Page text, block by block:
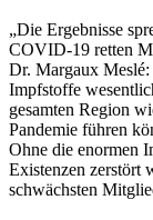
„Die Ergebnisse
COVID-19 retten
Dr. Margaux Meslé:
Impfstoffe
gesamten Region
Pandemie führen
Ohne die enormen
Existenzen zerstört
schwächsten